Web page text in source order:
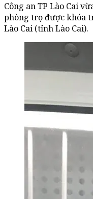
Công an TP Lào Cai
phòng trọ được khóa
Lào Cai (tỉnh Lào Cai).